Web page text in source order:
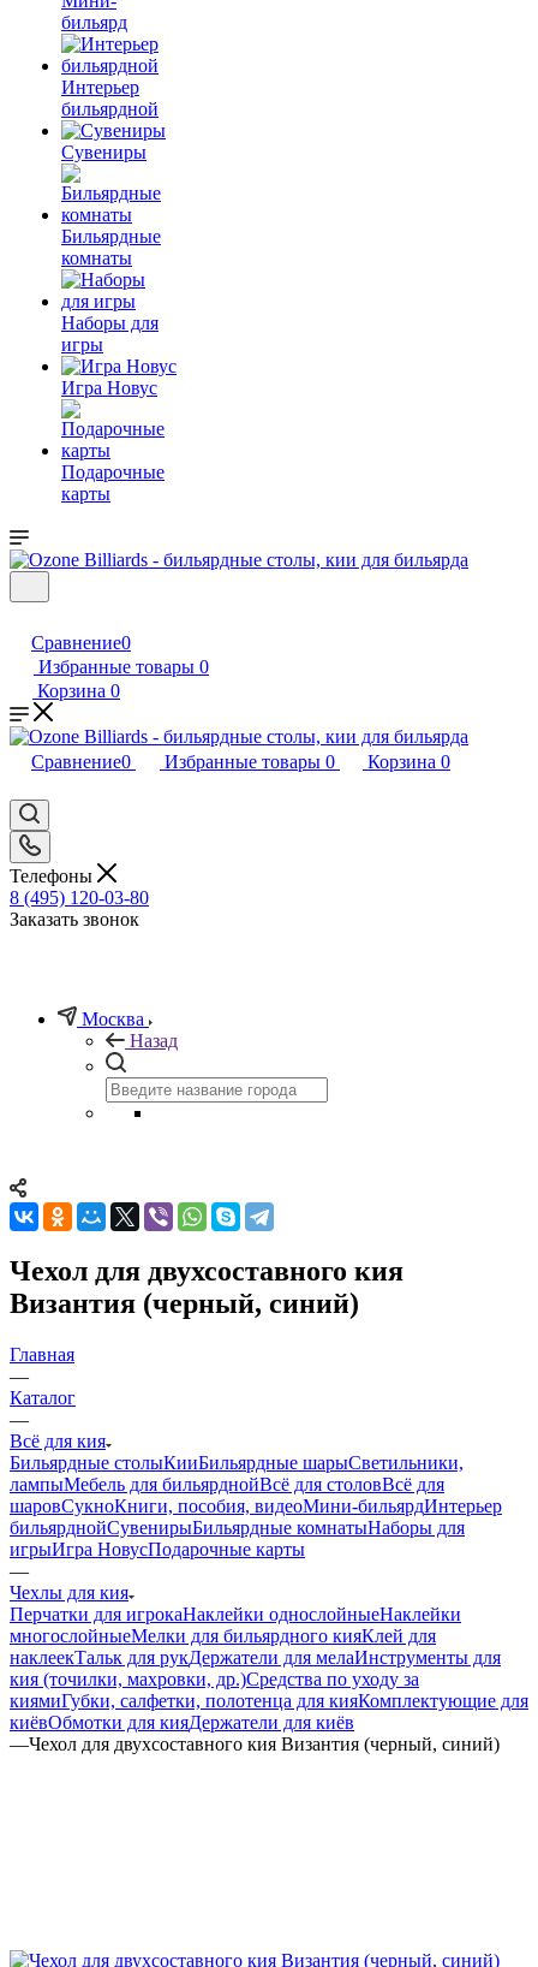
бильярд
Интерьер
бильярдной
Сувениры
Бильярдные
комнаты
Наборы для
игры
Игра Новус
Подарочные
карты
Сравнение0
Избранные товары 0
Корзина 0
Сравнение0 Избранные товары 0 Корзина 0
Телефоны
8 (495) 120-03-80
Заказать звонок
Москва
Назад
Чехол для двухсоставного кия
Византия (черный, синий)
Главная
—
Каталог
—
Всё для кия
Бильярдные столыКииБильярдные шарыСветильники,
лампыМебель для бильярднойВсё для столовВсё для
шаровСукноКниги, пособия, видеоМини-бильярдИнтерьер
бильярднойСувенирыБильярдные комнатыНаборы для
игрыИгра НовусПодарочные карты
—
Чехлы для кия
Перчатки для игрокаНаклейки однослойныеНаклейки
многослойныеМелки для бильярдного кияКлей для
наклеекТальк для рукДержатели для мелаИнструменты для
кия (точилки, махровки, др.)Средства по уходу за
киямиГубки, салфетки, полотенца для кияКомплектующие для
киёвОбмотки для кияДержатели для киёв
—Чехол для двухсоставного кия Византия (черный, синий)